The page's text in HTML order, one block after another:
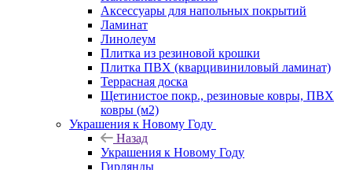
Аксессуары для напольных покрытий
Ламинат
Линолеум
Плитка из резиновой крошки
Плитка ПВХ (кварцивиниловый ламинат)
Террасная доска
Щетинистое покр., резиновые ковры, ПВХ
ковры (м2)
Украшения к Новому Году
Назад
Украшения к Новому Году
Гирлянды